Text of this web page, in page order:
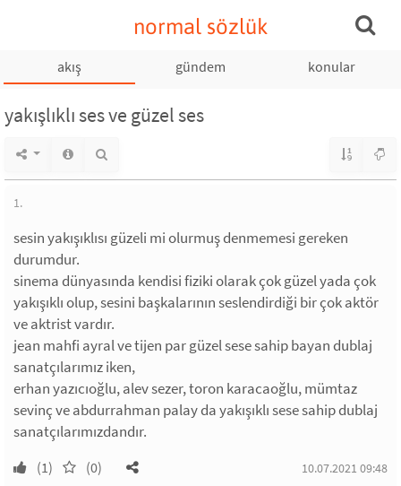
normal sözlük
akış gündem konular
yakışlıklı ses ve güzel ses
1.
sesin yakışıklısı güzeli mi olurmuş denmemesi gereken
durumdur.
sinema dünyasında kendisi fiziki olarak çok güzel yada çok
yakışıklı olup, sesini başkalarının seslendirdiği bir çok aktör
ve aktrist vardır.
jean mahfi ayral ve tijen par güzel sese sahip bayan dublaj
sanatçılarımız iken,
erhan yazıcıoğlu, alev sezer, toron karacaoğlu, mümtaz
sevinç ve abdurrahman palay da yakışıklı sese sahip dublaj
sanatçılarımızdandır.
(1) (0) 10.07.2021 09:48